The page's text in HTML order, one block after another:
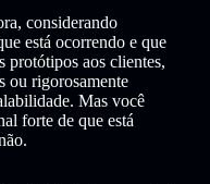
considerando
está ocorrendo e que
protótipos aos clientes,
ou rigorosamente
Mas você
forte de que está